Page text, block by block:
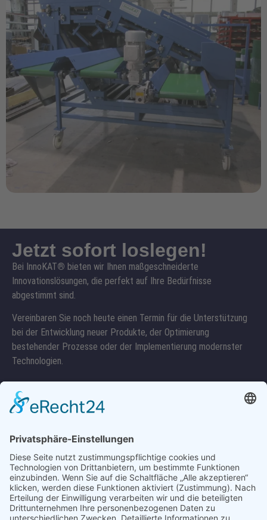
Jetzt sofort loslegen!
Bei InnoKAT® bieten wir Ihnen maßgeschneiderte
Innovationslösungen, die perfekt auf Ihre Bedürfnisse
abgestimmt sind.
Vereinbaren Sie noch heute einen Termin für die Unterstützung
bei der Entwicklung neuer Produkte, der Optimierung
bestehender Prozesse oder der Implementierung modernster
Technologien.
03946/517028
Kontakt
ProdukteGebrauchtmaschinenTraktorpool